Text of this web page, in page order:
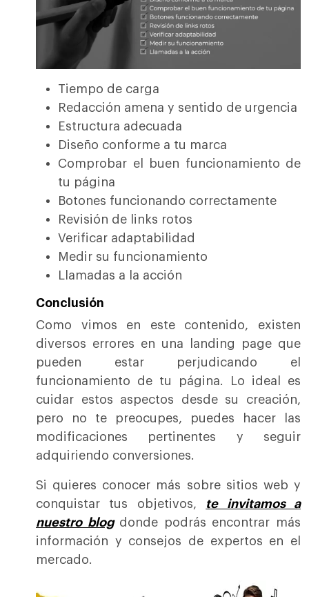
Tiempo de carga
Redacción amena y sentido de urgencia
Estructura adecuada
Diseño conforme a tu marca
Comprobar el buen funcionamiento de
tu página
Botones funcionando correctamente
Revisión de links rotos
Verificar adaptabilidad
Medir su funcionamiento
Llamadas a la acción
Conclusión
Como vimos en este contenido, existen
diversos errores en una landing page que
pueden estar perjudicando el
funcionamiento de tu página. Lo ideal es
cuidar estos aspectos desde su creación,
pero no te preocupes, puedes hacer las
modificaciones pertinentes y seguir
adquiriendo conversiones.
Si quieres conocer más sobre sitios web y
conquistar tus objetivos, te invitamos a
nuestro blogdonde podrás encontrar más
información y consejos de expertos en el
mercado.